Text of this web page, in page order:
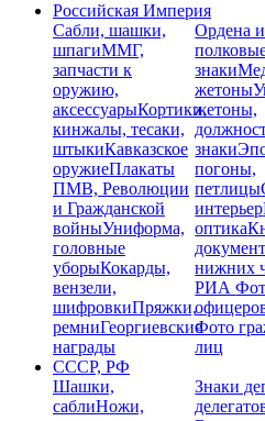
Российская Империя
Сабли, шашки,
шпагиММГ,
запчасти к
оружию,
аксессуарыКортики,
кинжалы, тесаки,
штыкиКавказское
оружиеПлакаты
ПМВ, Революции
и Гражданской
войныУниформа,
головные
уборыКокарды,
вензели,
шифровкиПряжки,
ремниГеоргиевские
награды
Ордена и
знаки
жетоны
жетоны,
знаки
погоны,
петлицы
интерьер
оптика
нижних
РИА
Фото
лиц
СССР, РФ
Шашки,
саблиНожи,
Знаки